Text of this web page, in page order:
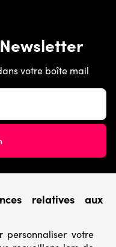
votre boîte mail
vente
relatives aux
personnaliser votre